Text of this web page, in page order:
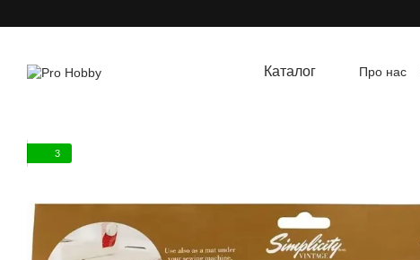
Каталог Про нас
3